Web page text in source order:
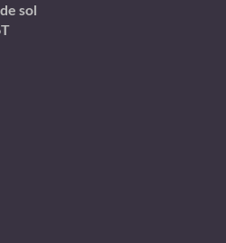
sol